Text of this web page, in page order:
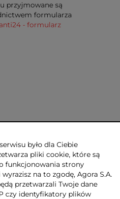
przyjmowane są
formularza
- formularz
DLA MEDIÓW
REKLAMA
było dla Ciebie
pliki cookie, które są
funkcjonowania strony
na to zgodę, Agora S.A.
przetwarzali Twoje dane
czy identyfikatory plików